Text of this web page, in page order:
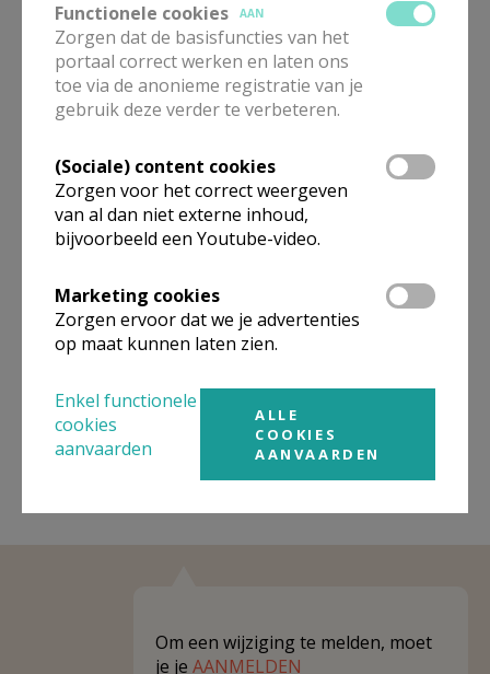
Bekijk eventuele uitzonderingen op onderstaande
lijst
In deze kerk vinden geen weekendvieringen plaats. Via de
raadplegen.
Omgeving
links naar kerken, eventueel van andere
organisaties, in de buurt.
Om een wijziging te melden, moet
je je AANMELDEN
Functionele cookies
AAN
Zorgen dat de basisfuncties van het
portaal correct werken en laten ons
toe via de anonieme registratie van je
gebruik deze verder te verbeteren.
(Sociale) content cookies
Zorgen voor het correct weergeven
van al dan niet externe inhoud,
bijvoorbeeld een Youtube-video.
Marketing cookies
Zorgen ervoor dat we je advertenties
op maat kunnen laten zien.
Enkel functionele
cookies
aanvaarden
ALLE
COOKIES
AANVAARDEN